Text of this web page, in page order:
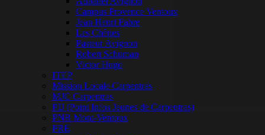
Campus Provence Ventoux
Jean Henri Fabre
Les Chênes
Pasteur Avignon
Robert Schuman
Victor Hugo
ITEP
Mission Locale Carpentras
MJC Carpentras
PIJ (Point Infos Jeunes de Carpentras)
PNR Mont-Ventoux
PRE